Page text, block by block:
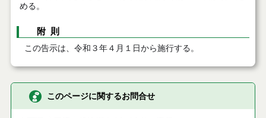
める。
附 則
この告示は、令和３年４月１日から施行する。
このページに関するお問合せ